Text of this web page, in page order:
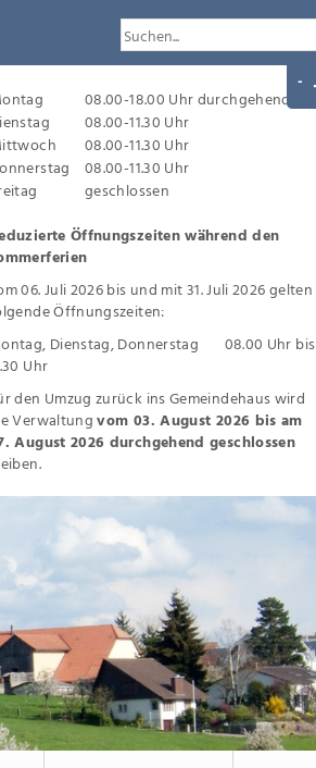
08.00-18.00 Uhr durchgehend
08.00-11.30 Uhr
08.00-11.30 Uhr
08.00-11.30 Uhr
geschlossen
Öffnungszeiten während den
06. Juli 2026 bis und mit 31. Juli 2026 gelten
Öffnungszeiten:
Dienstag, Donnerstag 08.00 Uhr bis
Uhr
den Umzug zurück ins Gemeindehaus wird
Verwaltungvom 03. August 2026 bis am
August 2026 durchgehend geschlossen